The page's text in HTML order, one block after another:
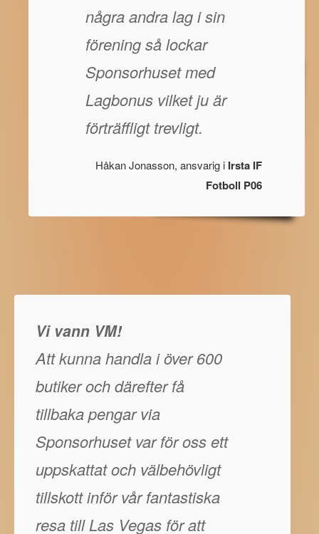
några andra lag i sin
förening så lockar
Sponsorhuset med
Lagbonus vilket ju är
förträffligt trevligt.
Håkan Jonasson, ansvarig i Irsta IF
Fotboll P06
Vi vann VM!
Att kunna handla i över 600
butiker och därefter få
tillbaka pengar via
Sponsorhuset var för oss ett
uppskattat och välbehövligt
tillskott inför vår fantastiska
resa till Las Vegas för att